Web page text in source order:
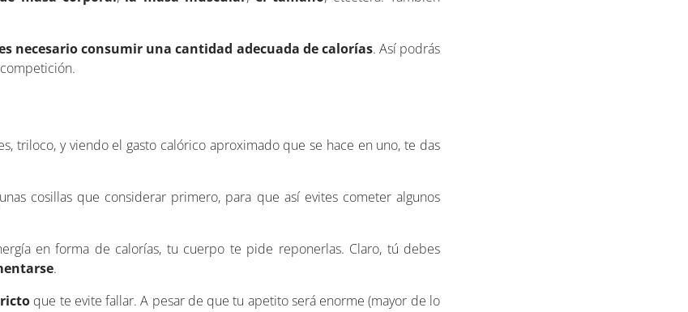
necesario consumir una cantidad adecuada de calorías. Así podrás
triloco, y viendo el gasto calórico aproximado que se hace en uno, te das
cosillas que considerar primero, para que así evites cometer algunos
en forma de calorías, tu cuerpo te pide reponerlas. Claro, tú debes
.
que te evite fallar. A pesar de que tu apetito será enorme (mayor de lo